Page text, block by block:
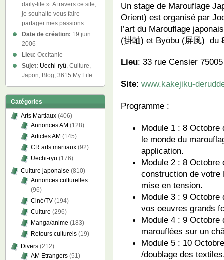
Un stage de Marouflage
Orient) est organisé par
l’art du Marouflage
(掛軸) et Byōbu (屏風) du
Lieu: 33 rue Censier
Site: www.kakejiku-
Programme :
Module 1 : 8 Octobre
le monde du
application.
Module 2 : 8 Octobre
construction de votre
mise en tension.
Module 3 : 9 Octobre
vos oeuvres grands
Module 4 : 9 Octobre
marouflées sur un
Module 5 : 10
/doublage des
daily-life ». A travers ce site,
je souhaite vous faire
partager mes passions.
Date de création: 19 juin
2006
Lieu: Occitanie
Sujet: Uechi-ryû, Culture,
Japon, Blog, 3615 My Life
Catégories
Arts Martiaux (406)
Annonces AM (128)
Articles AM (145)
CR arts martiaux (92)
Uechi-ryu (176)
Culture japonaise (810)
Annonces culturelles
(96)
Ciné/TV (194)
Culture (296)
Manga/anime (183)
Retours culturels (19)
Divers (212)
AM Etrangers (51)